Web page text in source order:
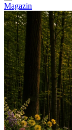
Magazin